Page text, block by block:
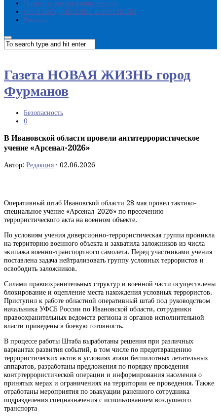
Политика конфиденциальности
ПРОТИВОДЕЙСТВИЕ КОРРУПЦИИ
Реклама
Газета НОВАЯ ЖИЗНЬ город
Фурманов
Безопасность
0
В Ивановской области провели антитеррористическое
учение «Арсенал-2026»
Автор: Редакция · 02.06.2026
Оперативный штаб Ивановской области 28 мая провел тактико-
специальное учение «Арсенал-2026» по пресечению
террористического акта на военном объекте.
По условиям учения диверсионно-террористическая группа проникла
на территорию военного объекта и захватила заложников из числа
экипажа военно-транспортного самолета. Перед участниками учения
поставлена задача нейтрализовать группу условных террористов и
освободить заложников.
Силами правоохранительных структур и военной части осуществлены
блокирование и оцепление места нахождения условных террористов.
Приступил к работе областной оперативный штаб под руководством
начальника УФСБ России по Ивановской области, сотрудники
правоохранительных ведомств региона и органов исполнительной
власти приведены в боевую готовность.
В процессе работы Штаба выработаны решения при различных
вариантах развития событий, в том числе по предотвращению
террористических актов в условиях атаки беспилотных летательных
аппаратов, разработаны предложения по порядку проведения
контртеррористической операции и информирования населения о
принятых мерах и ограничениях на территории ее проведения. Также
отработаны мероприятия по эвакуации раненного сотрудника
подразделения спецназначения с использованием воздушного
транспорта